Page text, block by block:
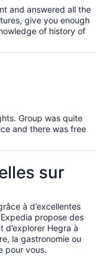
and answered all the
give you enough
of history of
Group was quite
and there was free
sur
à d’excellentes
propose des
Hegra à
la gastronomie ou
pour vous.